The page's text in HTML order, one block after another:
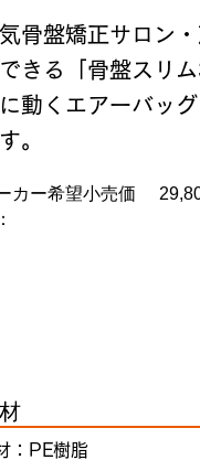
骨盤矯正サロン
きる「骨盤スリ
動くエアーバッ
。
カー希望小売価
：PE樹脂